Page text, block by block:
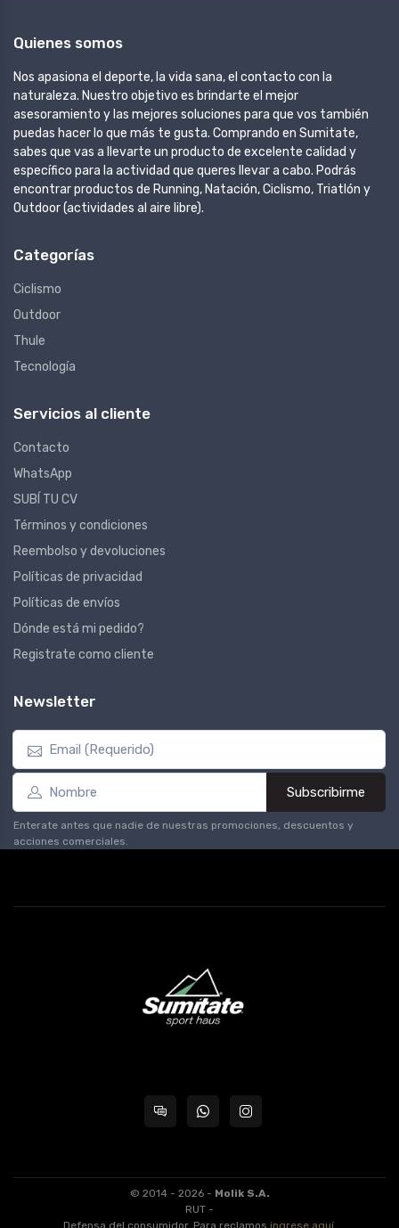
Quienes somos
Nos apasiona el deporte, la vida sana, el contacto con la
naturaleza. Nuestro objetivo es brindarte el mejor
asesoramiento y las mejores soluciones para que vos también
puedas hacer lo que más te gusta. Comprando en Sumitate,
sabes que vas a llevarte un producto de excelente calidad y
específico para la actividad que queres llevar a cabo. Podrás
encontrar productos de Running, Natación, Ciclismo, Triatlón y
Outdoor (actividades al aire libre).
Categorías
Ciclismo
Outdoor
Thule
Tecnología
Servicios al cliente
Contacto
WhatsApp
SUBÍ TU CV
Términos y condiciones
Reembolso y devoluciones
Políticas de privacidad
Políticas de envíos
Dónde está mi pedido?
Registrate como cliente
Newsletter
Subscribirme
Enterate antes que nadie de nuestras promociones, descuentos y
acciones comerciales.
© 2014 - 2026 - Molik S.A.
RUT -